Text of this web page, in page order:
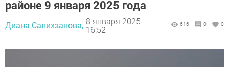
районе 9 января 2025 года
Диана Салихзанова, 8 января 2025 -
16:52
616 0 0